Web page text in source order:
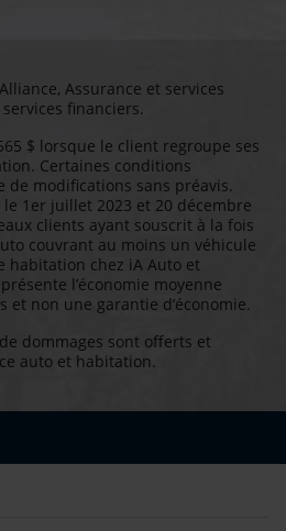
Assurance et services
financiers.
$ lorsque le client regroupe ses
Certaines conditions
de modifications sans préavis.
1er juillet 2023 et 20 décembre
clients ayant souscrit à la fois
couvrant au moins un véhicule
habitation chez iA Auto et
l’économie moyenne
non une garantie d’économie.
dommages sont offerts et
auto et habitation.